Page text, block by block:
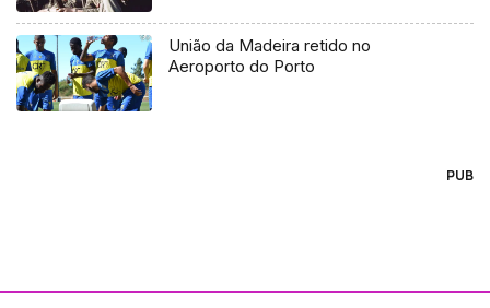
União da Madeira retido no
Aeroporto do Porto
PUB